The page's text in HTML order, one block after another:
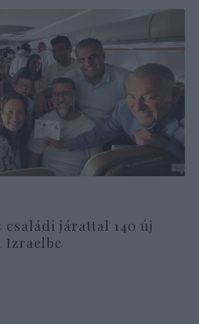
családi járattal 140 új
Izraelbe